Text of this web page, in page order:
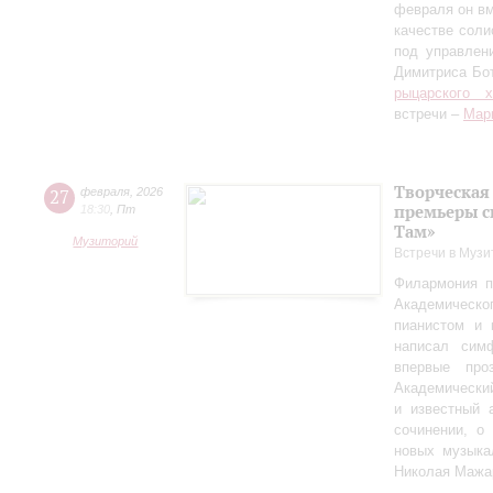
февраля он
качестве
под
Димитриса
рыцарского
встречи –
27 февраля 2026
18:30 Пт
Музиторий
премьеры
Там»
Встречи в
Филармония
пианистом и
написал
впервые
и известный
сочинении,
новых
Николая